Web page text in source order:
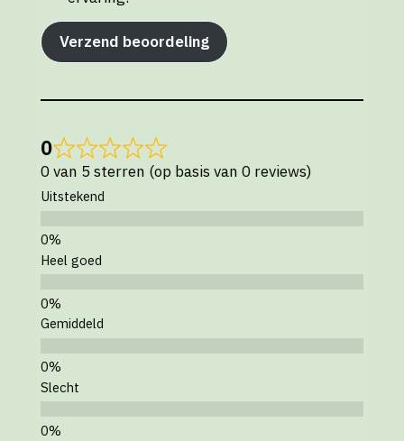
Verzend beoordeling
0
0 van 5 sterren (op basis van 0 reviews)
Uitstekend
Heel goed
Gemiddeld
Slecht